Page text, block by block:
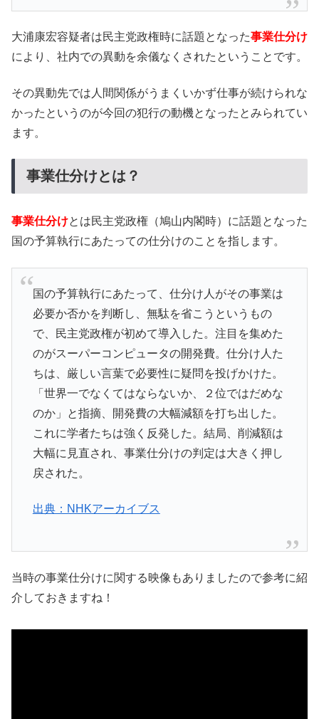
大浦康宏容疑者は民主党政権時に話題となった事業仕分け
により、社内での異動を余儀なくされたということです。
その異動先では人間関係がうまくいかず仕事が続けられな
かったというのが今回の犯行の動機となったとみられてい
ます。
事業仕分けとは？
事業仕分けとは民主党政権（鳩山内閣時）に話題となった
国の予算執行にあたっての仕分けのことを指します。
国の予算執行にあたって、仕分け人がその事業は
必要か否かを判断し、無駄を省こうというもの
で、民主党政権が初めて導入した。注目を集めた
のがスーパーコンピュータの開発費。仕分け人た
ちは、厳しい言葉で必要性に疑問を投げかけた。
「世界一でなくてはならないか、２位ではだめな
のか」と指摘、開発費の大幅減額を打ち出した。
これに学者たちは強く反発した。結局、削減額は
大幅に見直され、事業仕分けの判定は大きく押し
戻された。
出典：NHKアーカイブス
当時の事業仕分けに関する映像もありましたので参考に紹
介しておきますね！